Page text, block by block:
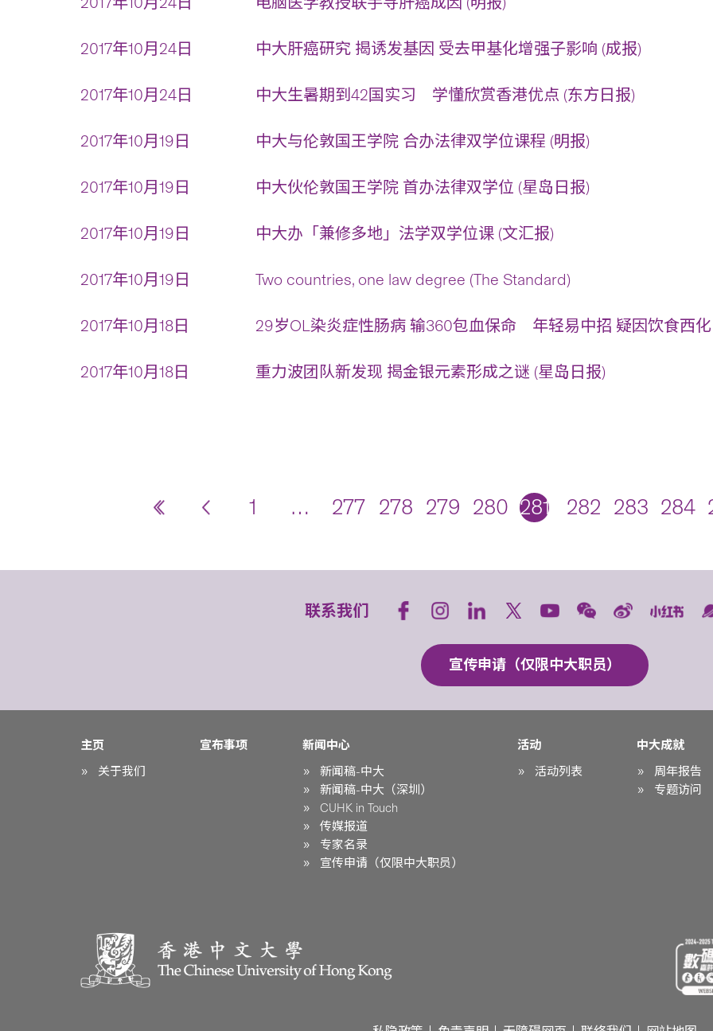
2017年10月24日 中大肝癌研究 揭诱发基因 受去甲基化增强子影响 (成报)
2017年10月24日 中大生暑期到42国实习 学懂欣赏香港优点 (东方日报)
2017年10月19日 中大与伦敦国王学院 合办法律双学位课程 (明报)
2017年10月19日 中大伙伦敦国王学院 首办法律双学位 (星岛日报)
2017年10月19日 中大办「兼修多地」法学双学位课 (文汇报)
2017年10月19日 Two countries, one law degree (The Standard)
2017年10月18日 29岁OL染炎症性肠病 输360包血保命 年轻易中招 疑因饮食西化
2017年10月18日 重力波团队新发现 揭金银元素形成之谜 (星岛日报)
1 … 277 278 279 280 281 282 283 284
联系我们
宣传申请（仅限中大职员）
主页
关于我们
宣布事项
新闻中心
新闻稿-中大
新闻稿-中大（深圳）
CUHK in Touch
传媒报道
专家名录
宣传申请（仅限中大职员）
活动
活动列表
中大成就
周年报告
专题访问